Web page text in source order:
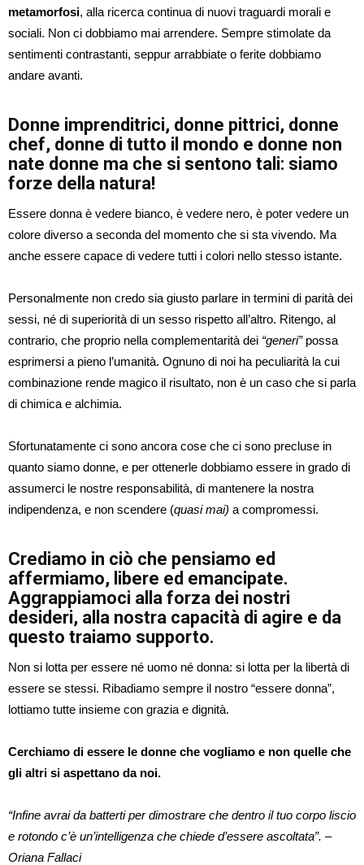
metamorfosi, alla ricerca continua di nuovi traguardi morali e
sociali. Non ci dobbiamo mai arrendere. Sempre stimolate da
sentimenti contrastanti, seppur arrabbiate o ferite dobbiamo
andare avanti.
Donne imprenditrici, donne pittrici, donne
chef, donne di tutto il mondo e donne non
nate donne ma che si sentono tali: siamo
forze della natura!
Essere donna è vedere bianco, è vedere nero, è poter vedere un
colore diverso a seconda del momento che si sta vivendo. Ma
anche essere capace di vedere tutti i colori nello stesso istante.
Personalmente non credo sia giusto parlare in termini di parità dei
sessi, né di superiorità di un sesso rispetto all’altro. Ritengo, al
contrario, che proprio nella complementarità dei “generi”possa
esprimersi a pieno l’umanità. Ognuno di noi ha peculiarità la cui
combinazione rende magico il risultato, non è un caso che si parla
di chimica e alchimia.
Sfortunatamente ci sono ancora cose che ci sono precluse in
quanto siamo donne, e per ottenerle dobbiamo essere in grado di
assumerci le nostre responsabilità, di mantenere la nostra
indipendenza, e non scendere (quasi mai) a compromessi.
Crediamo in ciò che pensiamo ed
affermiamo, libere ed emancipate.
Aggrappiamoci alla forza dei nostri
desideri, alla nostra capacità di agire e da
questo traiamo supporto.
Non si lotta per essere né uomo né donna: si lotta per la libertà di
essere se stessi. Ribadiamo sempre il nostro “essere donna”,
lottiamo tutte insieme con grazia e dignità.
Cerchiamo di essere le donne che vogliamo e non quelle che
gli altri si aspettano da noi.
“Infine avrai da batterti per dimostrare che dentro il tuo corpo liscio
e rotondo c’è un’intelligenza che chiede d’essere ascoltata”. –
Oriana Fallaci